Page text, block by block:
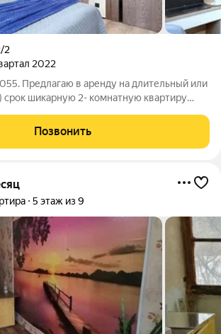
2
2022
Предлагаю в аренду на длительный или
срок шикарную 2- комнатную квартиру
благоустроенный двор без машин,
В
Позвонить
5 этаж из 9